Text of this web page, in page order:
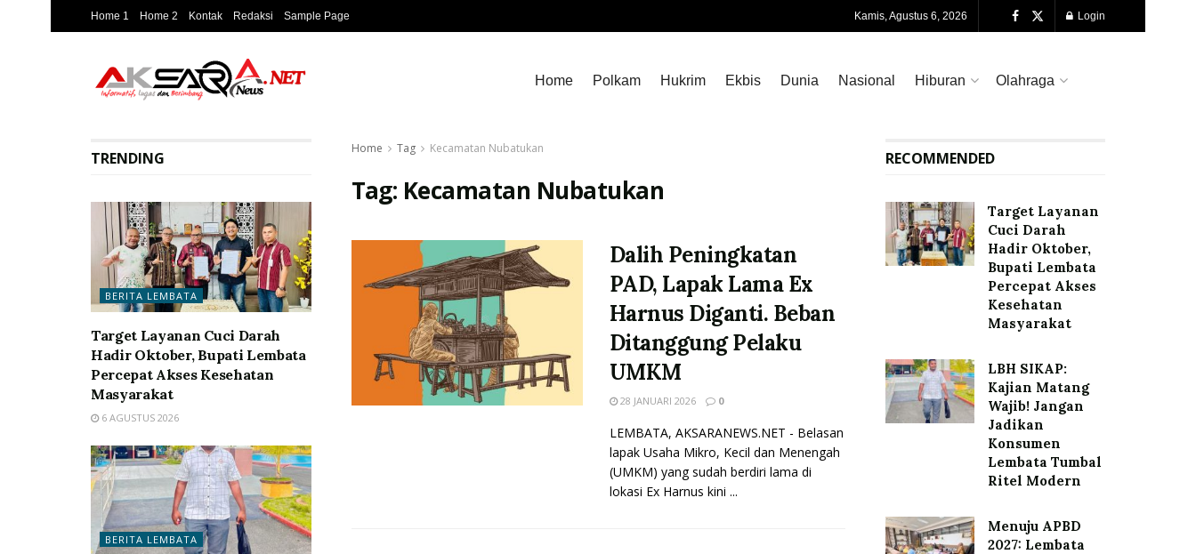
Home 1 Home 2 Kontak Redaksi Sample Page Kamis, Agustus 6, 2026 Login
Home Polkam Hukrim Ekbis Dunia Nasional Hiburan Olahraga
Home Tag Kecamatan Nubatukan
Tag: Kecamatan Nubatukan
Dalih Peningkatan
PAD, Lapak Lama Ex
Harnus Diganti. Beban
Ditanggung Pelaku
UMKM
28 JANUARI 2026 0
LEMBATA, AKSARANEWS.NET - Belasan
lapak Usaha Mikro, Kecil dan Menengah
(UMKM) yang sudah berdiri lama di
lokasi Ex Harnus kini ...
TRENDING
BERITA LEMBATA
Target Layanan Cuci Darah
Hadir Oktober, Bupati Lembata
Percepat Akses Kesehatan
Masyarakat
6 AGUSTUS 2026
BERITA LEMBATA
RECOMMENDED
Target Layanan
Cuci Darah
Hadir Oktober,
Bupati Lembata
Percepat Akses
Kesehatan
Masyarakat
LBH SIKAP:
Kajian Matang
Wajib! Jangan
Jadikan
Konsumen
Lembata Tumbal
Ritel Modern
Menuju APBD
2027: Lembata